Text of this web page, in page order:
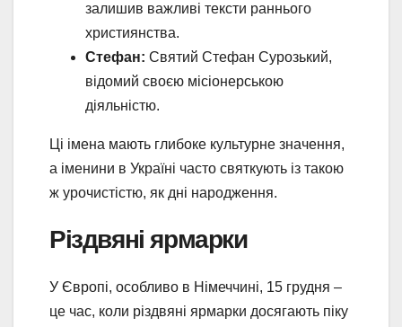
залишив важливі тексти раннього
християнства.
Стефан: Святий Стефан Сурозький,
відомий своєю місіонерською
діяльністю.
Ці імена мають глибоке культурне значення,
а іменини в Україні часто святкують із такою
ж урочистістю, як дні народження.
Різдвяні ярмарки
У Європі, особливо в Німеччині, 15 грудня –
це час, коли різдвяні ярмарки досягають піку